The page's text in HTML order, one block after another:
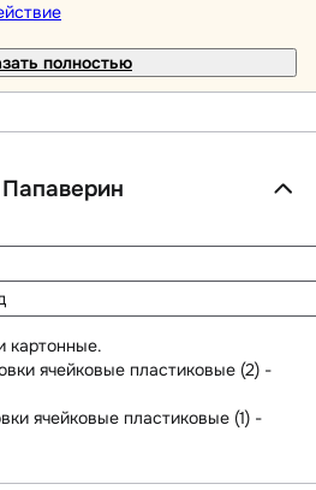
полностью
картонные.
ячейковые пластиковые (2) -
ячейковые пластиковые (1) -